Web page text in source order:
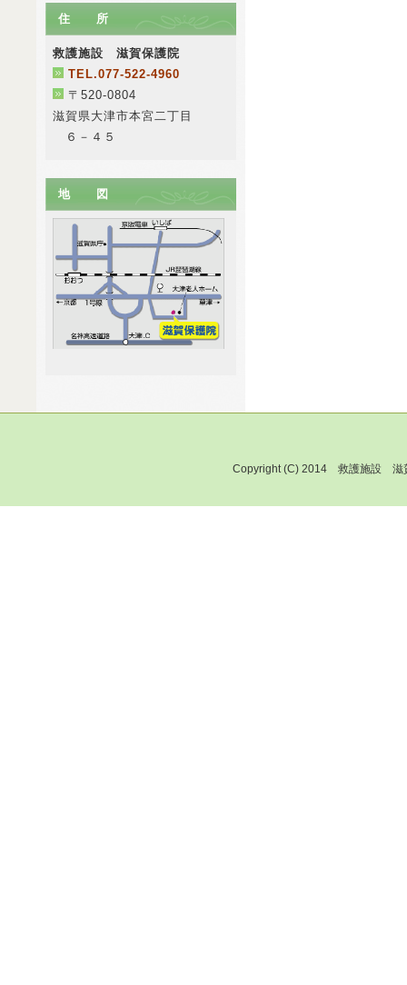
住 所
救護施設 滋賀保護院
TEL.077-522-4960
〒520-0804
滋賀県大津市本宮二丁目
６－４５
地 図
Copyright (C) 2014 救護施設 滋